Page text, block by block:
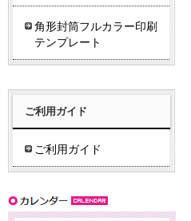
角形封筒フルカラー印刷
テンプレート
ご利用ガイド
ご利用ガイド